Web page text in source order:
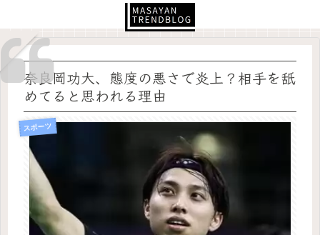
奈良岡功大、態度の悪さで炎上？相手を舐
めてると思われる理由
スポーツ